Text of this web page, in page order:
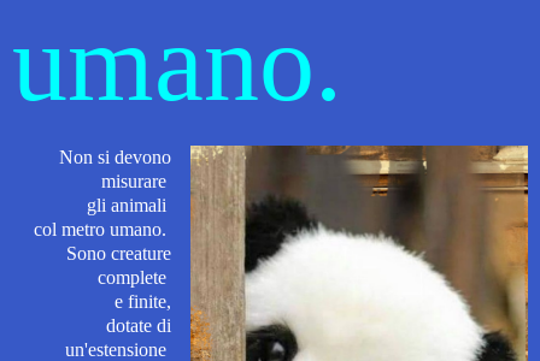
umano.
Non si devono
misurare
gli animali
col metro umano.
Sono creature
complete
e finite,
dotate di
un'estensione